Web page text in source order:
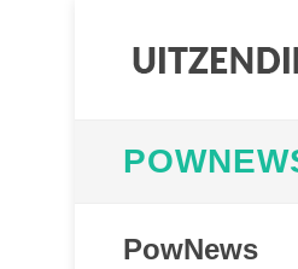
PowNews